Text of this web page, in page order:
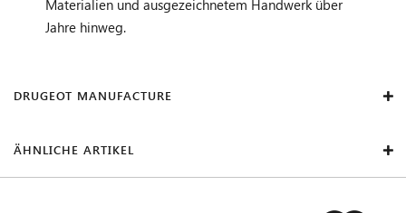
Materialien und ausgezeichnetem Handwerk über
Jahre hinweg.
DRUGEOT MANUFACTURE
ÄHNLICHE ARTIKEL